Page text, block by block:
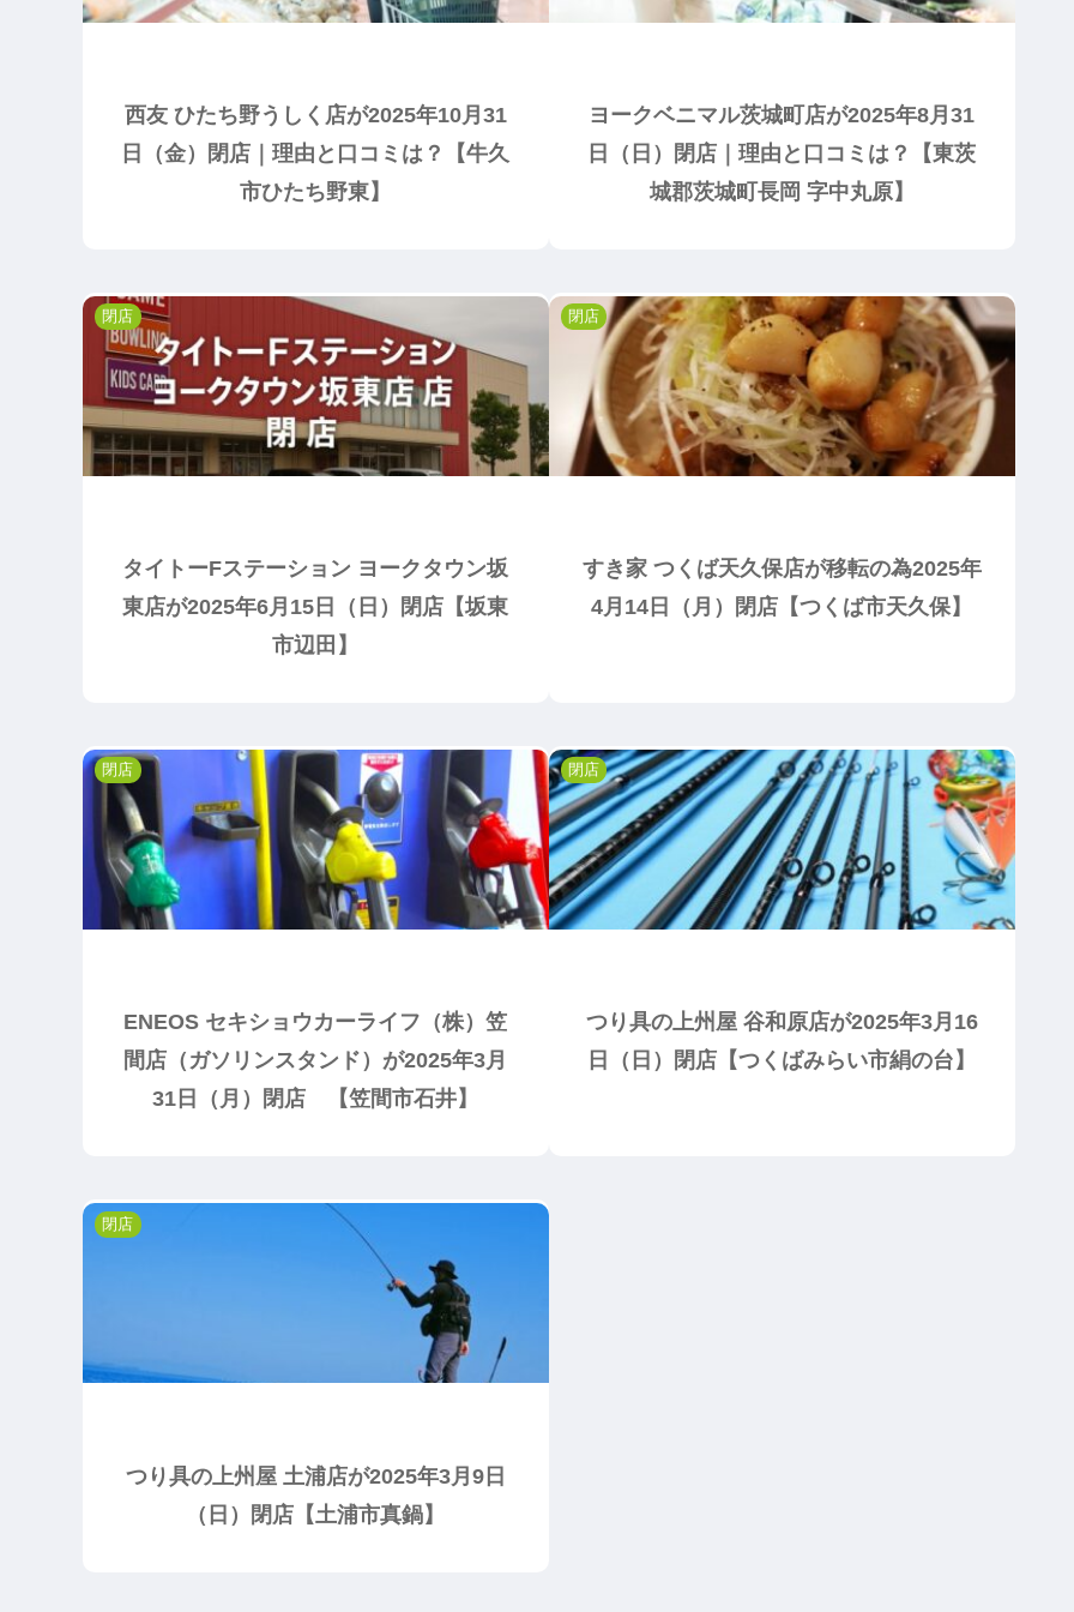
西友 ひたち野うしく店が2025年10月31
日（金）閉店｜理由と口コミは？【牛久
市ひたち野東】
ヨークベニマル茨城町店が2025年8月31
日（日）閉店｜理由と口コミは？【東茨
城郡茨城町長岡 字中丸原】
閉店
タイトーFステーション ヨークタウン坂
東店が2025年6月15日（日）閉店【坂東
市辺田】
閉店
すき家 つくば天久保店が移転の為2025年
4月14日（月）閉店【つくば市天久保】
閉店
ENEOS セキショウカーライフ（株）笠
間店（ガソリンスタンド）が2025年3月
31日（月）閉店 【笠間市石井】
閉店
つり具の上州屋 谷和原店が2025年3月16
日（日）閉店【つくばみらい市絹の台】
閉店
つり具の上州屋 土浦店が2025年3月9日
（日）閉店【土浦市真鍋】